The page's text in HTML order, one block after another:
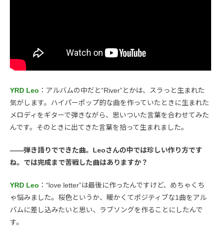
YRD Leo ：アルバムの中だと“River”とかは、スラっと生まれた
気がします。ハイパーポップ的な曲を作っていたときに生まれた
メロディをギターで弾きながら、思いついた言葉を合わせてみた
んです。そのときに出てきた言葉を拾って生まれました。
――弾き語りでできた曲。Leoさんの中では珍しい作り方です
ね。では完成まで苦戦した曲はありますか？
YRD Leo ：“love letter”は最後に作ったんですけど、めちゃくち
ゃ悩みました。桜色というか、暖かくてポジティブな1曲をアル
バムに差し込みたいと思い、ラブソングを作ることにしたんで
す。